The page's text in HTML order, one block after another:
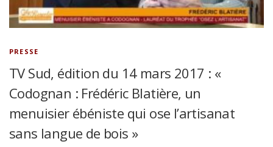
PRESSE
TV Sud, édition du 14 mars 2017 : «
Codognan : Frédéric Blatière, un
menuisier ébéniste qui ose l’artisanat
sans langue de bois »